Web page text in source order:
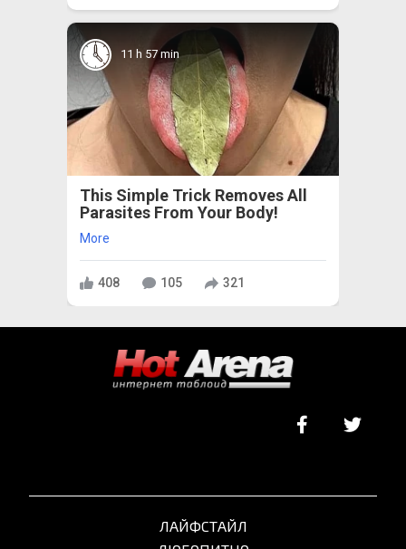
11 h 57 min
This Simple Trick Removes All
Parasites From Your Body!
More
408 105 321
ЛАЙФСТАЙЛ